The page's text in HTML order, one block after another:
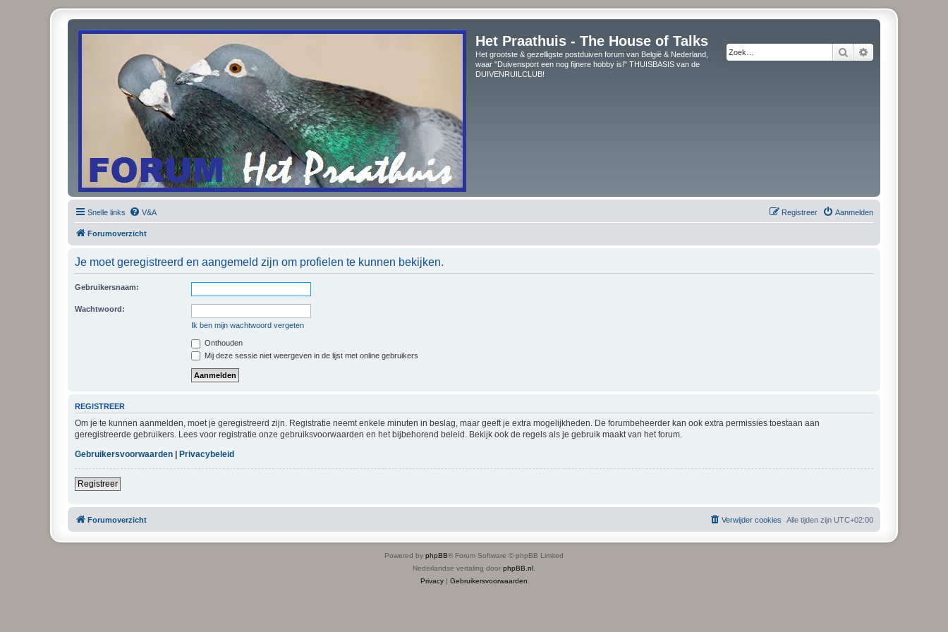
Het Praathuis - The House of Talks
Het grootste & gezelligste postduiven forum van België & Nederland,
waar "Duivensport een nog fijnere hobby is!" THUISBASIS van de
DUIVENRUILCLUB!
Zoek
Snelle links V&A Aanmelden
Registreer
Forumoverzicht
Je moet geregistreerd en aangemeld zijn om profielen te kunnen bekijken.
Gebruikersnaam:
Wachtwoord:
Ik ben mijn wachtwoord vergeten
Onthouden
Mij deze sessie niet weergeven in de lijst met online gebruikers
REGISTREER
Om je te kunnen aanmelden, moet je geregistreerd zijn. Registratie neemt enkele minuten in beslag, maar geeft je extra mogelijkheden. De forumbeheerder kan ook extra permissies toestaan aan
geregistreerde gebruikers. Lees voor registratie onze gebruiksvoorwaarden en het bijbehorend beleid. Bekijk ook de regels als je gebruik maakt van het forum.
Gebruikersvoorwaarden | Privacybeleid
Registreer
Forumoverzicht Alle tijden zijn UTC+02:00
Verwijder cookies
Powered by phpBB® Forum Software © phpBB Limited
Nederlandse vertaling door phpBB.nl
Privacy | Gebruikersvoorwaarden